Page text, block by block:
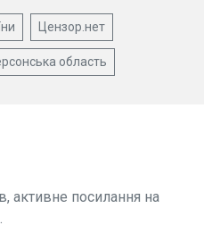
Цензор.нет
область
активне посилання на